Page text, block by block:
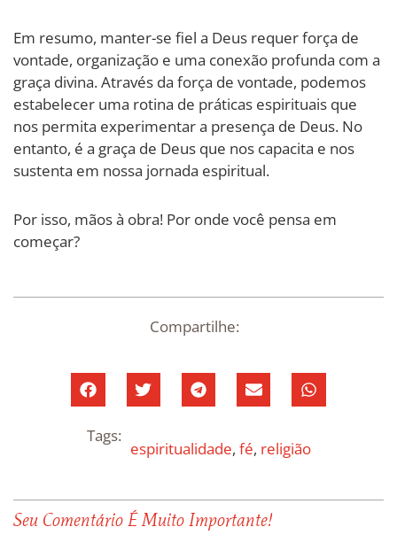
Em resumo, manter-se fiel a Deus requer força de
vontade, organização e uma conexão profunda com a
graça divina. Através da força de vontade, podemos
estabelecer uma rotina de práticas espirituais que
nos permita experimentar a presença de Deus. No
entanto, é a graça de Deus que nos capacita e nos
sustenta em nossa jornada espiritual.
Por isso, mãos à obra! Por onde você pensa em
começar?
Compartilhe:
Tags:
espiritualidade, fé, religião
Seu Comentário É Muito Importante!